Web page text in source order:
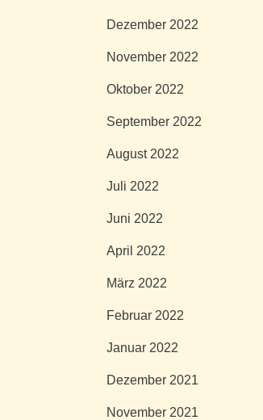
Dezember 2022
November 2022
Oktober 2022
September 2022
August 2022
Juli 2022
Juni 2022
April 2022
März 2022
Februar 2022
Januar 2022
Dezember 2021
November 2021